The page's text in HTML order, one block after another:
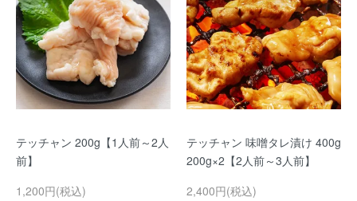
テッチャン 200g【1人前～2人
前】
1,200円(税込)
テッチャン 味噌タレ漬け 400g
200g×2【2人前～3人前】
2,400円(税込)